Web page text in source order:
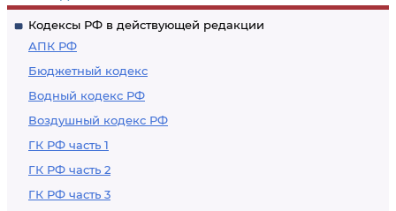
Кодексы РФ в действующей редакции
АПК РФ
Бюджетный кодекс
Водный кодекс РФ
Воздушный кодекс РФ
ГК РФ часть 1
ГК РФ часть 2
ГК РФ часть 3